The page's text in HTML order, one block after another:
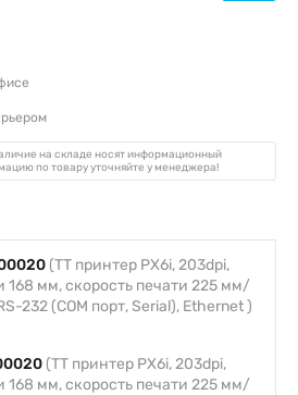
(TT принтер PX6i, 203dpi,
168 мм, скорость печати 225 мм/
232 (COM порт, Serial), Ethernet )
(TT принтер PX6i, 203dpi,
168 мм, скорость печати 225 мм/
на складе носят информационный
по товару уточняйте у менеджера!